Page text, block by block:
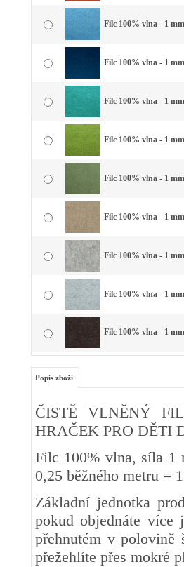
Filc 100% vlna - 1
Filc 100% vlna - 1
Filc 100% vlna - 1
Filc 100% vlna - 1
Filc 100% vlna - 1
Filc 100% vlna - 1
Filc 100% vlna - 1
Filc 100% vlna - 1
Filc 100% vlna - 1
Popis zboží
ČISTĚ VLNĚNÝ
HRAČEK PRO DĚTI
Filc 100% vlna, síla 1
0,25 běžného metru
Základní jednotka
pokud objednáte více
přehnutém v
přežehlíte přes mokré